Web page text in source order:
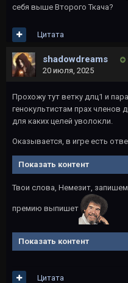
себя выше Второго Ткача?
Цитата
shadowdreams
20 июля, 2025
Прохожу тут ветку длц1 и
генокультистам прах членов
для каких целей уволокли.
Оказывается, в игре есть
Показать контент
Твои слова, Немезит,
премию выпишет
Показать контент
Цитата